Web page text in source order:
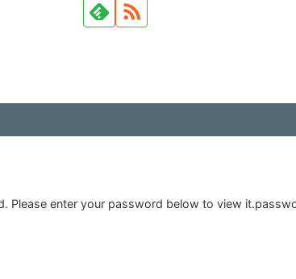
Please enter your password below to view